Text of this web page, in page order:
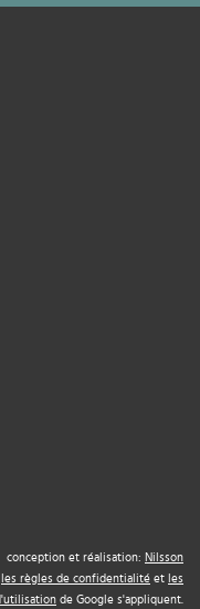
conception et réalisation: Nilsson
les règles de confidentialité et les
de Google s'appliquent.